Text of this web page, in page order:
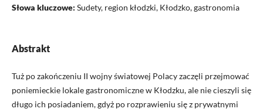
Słowa kluczowe: Sudety, region kłodzki, Kłodzko, gastronomia
Abstrakt
Tuż po zakończeniu II wojny światowej Polacy zaczęli przejmować
poniemieckie lokale gastronomiczne w Kłodzku, ale nie cieszyli się
długo ich posiadaniem, gdyż po rozprawieniu się z prywatnymi